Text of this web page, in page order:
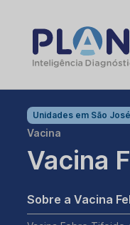
Unidades em São
Vacina
Vacina
Sobre a Vacina